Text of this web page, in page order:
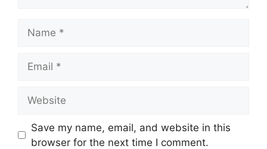
Save my name, email, and website in this
browser for the next time I comment.